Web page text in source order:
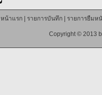
หน้าแรก| รายการบันทึก| รายการยืมห
Copyright © 2013